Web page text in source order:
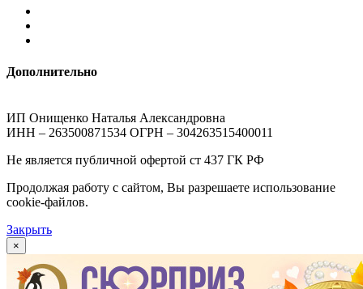
Дополнительно
ИП Онищенко Наталья Александровна
ИНН – 263500871534 ОГРН – 304263515400011
Не является публичной офертой ст 437 ГК РФ
Продолжая работу с сайтом, Вы разрешаете использование
cookie-файлов.
Закрыть
×